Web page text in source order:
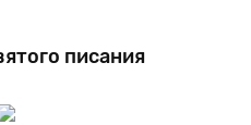
писания